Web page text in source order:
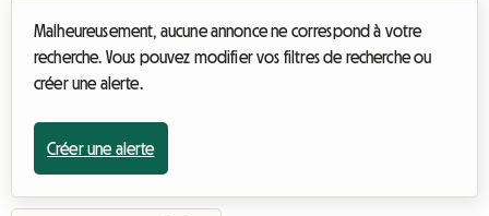
Malheureusement, aucune annonce ne correspond à votre
recherche. Vous pouvez modifier vos filtres de recherche ou
créer une alerte.
Créer une alerte